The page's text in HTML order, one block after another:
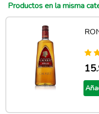
Productos en la misma